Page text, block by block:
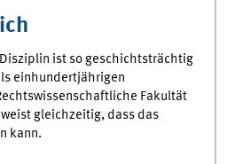
ist so geschichtsträchtig
einhundertjährigen
Fakultät
gleichzeitig, dass das
kann.